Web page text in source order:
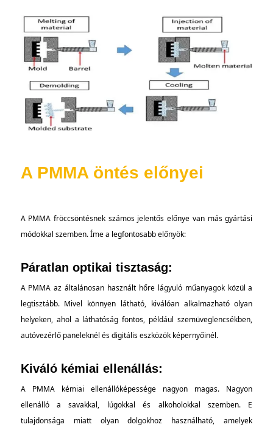
A PMMA öntés előnyei
A PMMA fröccsöntésnek számos jelentős előnye van más gyártási
módokkal szemben. Íme a legfontosabb előnyök:
Páratlan optikai tisztaság:
A PMMA az általánosan használt hőre lágyuló műanyagok közül a
legtisztább. Mivel könnyen látható, kiválóan alkalmazható olyan
helyeken, ahol a láthatóság fontos, például szemüveglencsékben,
autóvezérlő paneleknél és digitális eszközök képernyőinél.
Kiváló kémiai ellenállás:
A PMMA kémiai ellenállóképessége nagyon magas. Nagyon
ellenálló a savakkal, lúgokkal és alkoholokkal szemben. E
tulajdonsága miatt olyan dolgokhoz használható, amelyek